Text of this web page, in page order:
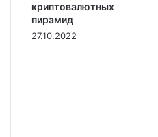
криптовалютных
пирамид
27.10.2022